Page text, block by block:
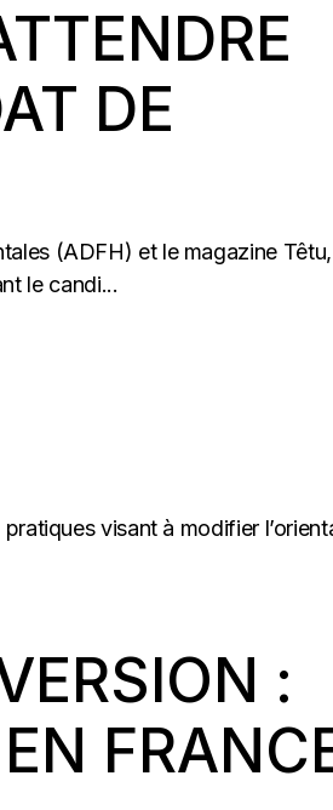
DE
(ADFH) et le magazine Têtu,
le candi...
: